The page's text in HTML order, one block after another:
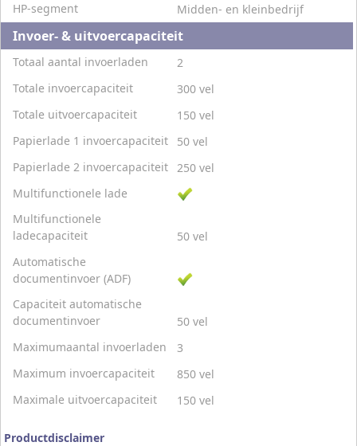
HP-segment
Midden- en kleinbedrijf
Invoer- & uitvoercapaciteit
Totaal aantal invoerladen
2
Totale invoercapaciteit
300 vel
Totale uitvoercapaciteit
150 vel
Papierlade 1 invoercapaciteit
50 vel
Papierlade 2 invoercapaciteit 250 vel
Multifunctionele lade
Multifunctionele
ladecapaciteit
50 vel
Automatische
documentinvoer (ADF)
Capaciteit automatische
documentinvoer
50 vel
Maximumaantal invoerladen
3
Maximum invoercapaciteit
850 vel
Maximale uitvoercapaciteit
150 vel
Productdisclaimer